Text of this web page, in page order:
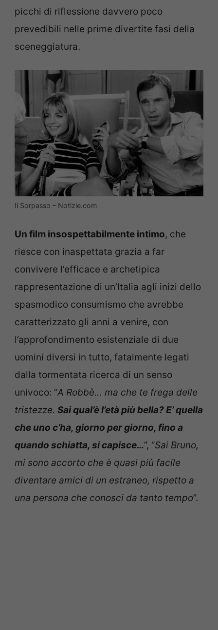
picchi di riflessione davvero poco
prevedibili nelle prime divertite fasi della
sceneggiatura.
Il Sorpasso – Notizie.com
Un film insospettabilmente intimo, che
riesce con inaspettata grazia a far
convivere l’efficace e archetipica
rappresentazione di un’Italia agli inizi dello
spasmodico consumismo che avrebbe
caratterizzato gli anni a venire, con
l’approfondimento esistenziale di due
uomini diversi in tutto, fatalmente legati
dalla tormentata ricerca di un senso
univoco: “A Robbè… ma che te frega delle
tristezze. Sai qual’è l’età più bella? E’ quella
che uno c’ha, giorno per giorno, fino a
quando schiatta, si capisce…”, “Sai Bruno,
mi sono accorto che è quasi più facile
diventare amici di un estraneo, rispetto a
una persona che conosci da tanto tempo”.